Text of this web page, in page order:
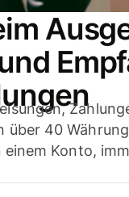
über 40
einem Konto,